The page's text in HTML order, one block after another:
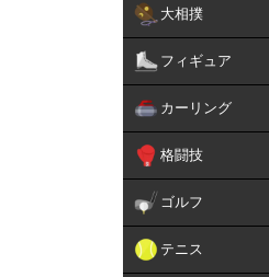
大相撲
フィギュア
カーリング
格闘技
ゴルフ
テニス